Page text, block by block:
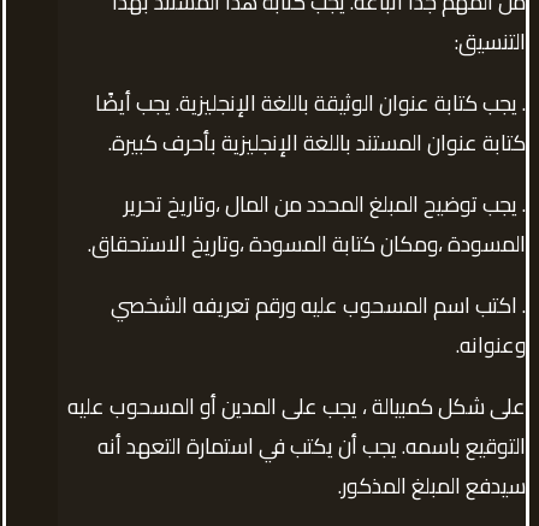
التنسيق:
. يجب كتابة عنوان الوثيقة باللغة الإنجليزية. يجب أيضًا
كتابة عنوان المستند باللغة الإنجليزية بأحرف كبيرة.
. يجب توضيح المبلغ المحدد من المال ،وتاريخ تحرير
المسودة ،ومكان كتابة المسودة ،وتاريخ الاستحقاق.
. اكتب اسم المسحوب عليه ورقم تعريفه الشخصي
وعنوانه.
على شكل كمبيالة ، يجب على المدين أو المسحوب عليه
التوقيع باسمه. يجب أن يكتب في استمارة التعهد أنه
سيدفع المبلغ المذكور.